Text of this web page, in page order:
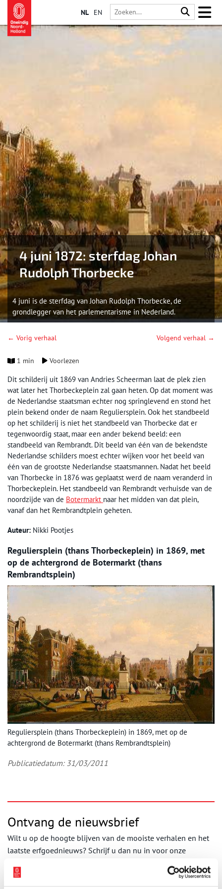
NL EN
4 juni 1872: sterfdag Johan
Rudolph Thorbecke
4 juni is de sterfdag van Johan Rudolph Thorbecke, de
grondlegger van het parlementarisme in Nederland.
← Vorig verhaal Volgend verhaal →
1 min Voorlezen
Dit schilderij uit 1869 van Andries Scheerman laat de plek zien
wat later het Thorbeckeplein zal gaan heten. Op dat moment was
de Nederlandse staatsman echter nog springlevend en stond het
plein bekend onder de naam Reguliersplein. Ook het standbeeld
op het schilderij is niet het standbeeld van Thorbecke dat er
tegenwoordig staat, maar een ander bekend beeld: een
standbeeld van Rembrandt. Dit beeld van één van de bekendste
Nederlandse schilders moest echter wijken voor het beeld van
één van de grootste Nederlandse staatsmannen. Nadat het beeld
van Thorbecke in 1876 was geplaatst werd de naam veranderd in
Thorbeckeplein. Het standbeeld van Rembrandt verhuisde van de
noordzijde van de Botermarkt naar het midden van dat plein,
vanaf dan het Rembrandtplein geheten.
Auteur: Nikki Pootjes
Reguliersplein (thans Thorbeckeplein) in 1869, met
op de achtergrond de Botermarkt (thans
Rembrandtsplein)
Reguliersplein (thans Thorbeckeplein) in 1869, met op de
achtergrond de Botermarkt (thans Rembrandtsplein)
Publicatiedatum: 31/03/2011
Ontvang de nieuwsbrief
Wilt u op de hoogte blijven van de mooiste verhalen en het
laatste erfgoednieuws? Schrijf u dan nu in voor onze